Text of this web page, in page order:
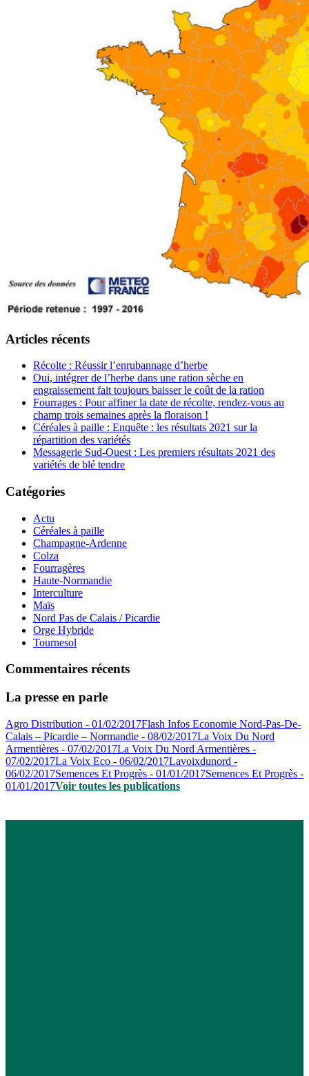
Articles récents
Récolte : Réussir l’enrubannage d’herbe
Oui, intégrer de l’herbe dans une ration sèche en
engraissement fait toujours baisser le coût de la ration
Fourrages : Pour affiner la date de récolte, rendez-vous au
champ trois semaines après la floraison !
Céréales à paille : Enquête : les résultats 2021 sur la
répartition des variétés
Messagerie Sud-Ouest : Les premiers résultats 2021 des
variétés de blé tendre
Catégories
Actu
Céréales à paille
Champagne-Ardenne
Colza
Fourragères
Haute-Normandie
Interculture
Maïs
Nord Pas de Calais / Picardie
Orge Hybride
Tournesol
Commentaires récents
La presse en parle
Agro Distribution - 01/02/2017Flash Infos Economie Nord-Pas-De-
Calais – Picardie – Normandie - 08/02/2017La Voix Du Nord
Armentières - 07/02/2017La Voix Du Nord Armentières -
07/02/2017La Voix Eco - 06/02/2017Lavoixdunord -
06/02/2017Semences Et Progrès - 01/01/2017Semences Et Progrès -
01/01/2017Voir toutes les publications